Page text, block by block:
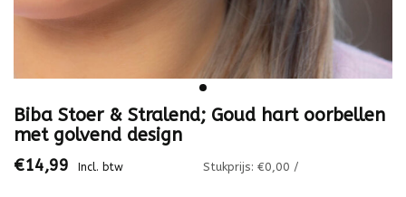
Biba Stoer & Stralend; Goud hart oorbellen
met golvend design
€14,99 Incl. btw Stukprijs: €0,00 /